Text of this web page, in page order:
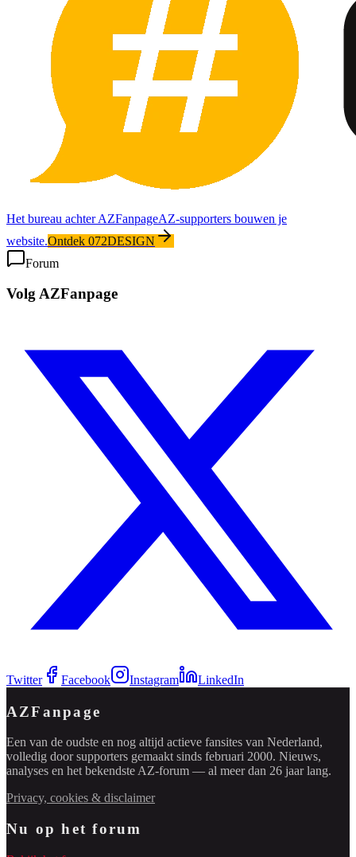
Het bureau achter AZFanpageAZ-supporters bouwen je
website.Ontdek 072DESIGN
Forum
Volg AZFanpage
Twitter Facebook Instagram LinkedIn
AZFanpage
Een van de oudste en nog altijd actieve fansites van Nederland,
volledig door supporters gemaakt sinds februari 2000. Nieuws,
analyses en het bekendste AZ-forum — al meer dan 26 jaar lang.
Privacy, cookies & disclaimer
Nu op het forum